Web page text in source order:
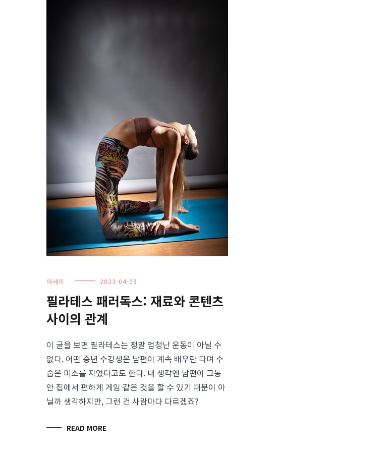
에세이 2023-04-08
필라테스 패러독스: 재료와 콘텐츠
사이의 관계
이 글을 보면 필라테스는 정말 엄청난 운동이 아닐 수
없다. 어떤 중년 수강생은 남편이 계속 배우란 다며 수
줍은 미소를 지었다고도 한다. 내 생각엔 남편이 그동
안 집에서 편하게 게임 같은 것을 할 수 있기 때문이 아
닐까 생각하지만, 그런 건 사람마다 다르겠죠?
READ MORE